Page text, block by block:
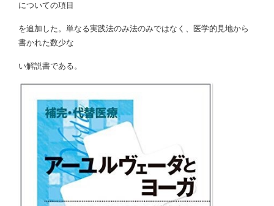
についての項目
を追加した。単なる実践法のみ法のみではなく、医学的見地から
書かれた数少な
い解説書である。